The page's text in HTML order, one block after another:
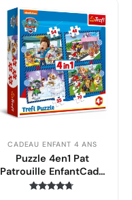
CADEAU ENFANT 4 ANS
Puzzle 4en1 Pat
Patrouille EnfantCado
35 à 70 Pièces